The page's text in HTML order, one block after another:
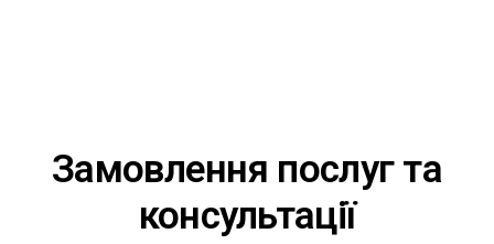
Замовлення послуг та
консультації